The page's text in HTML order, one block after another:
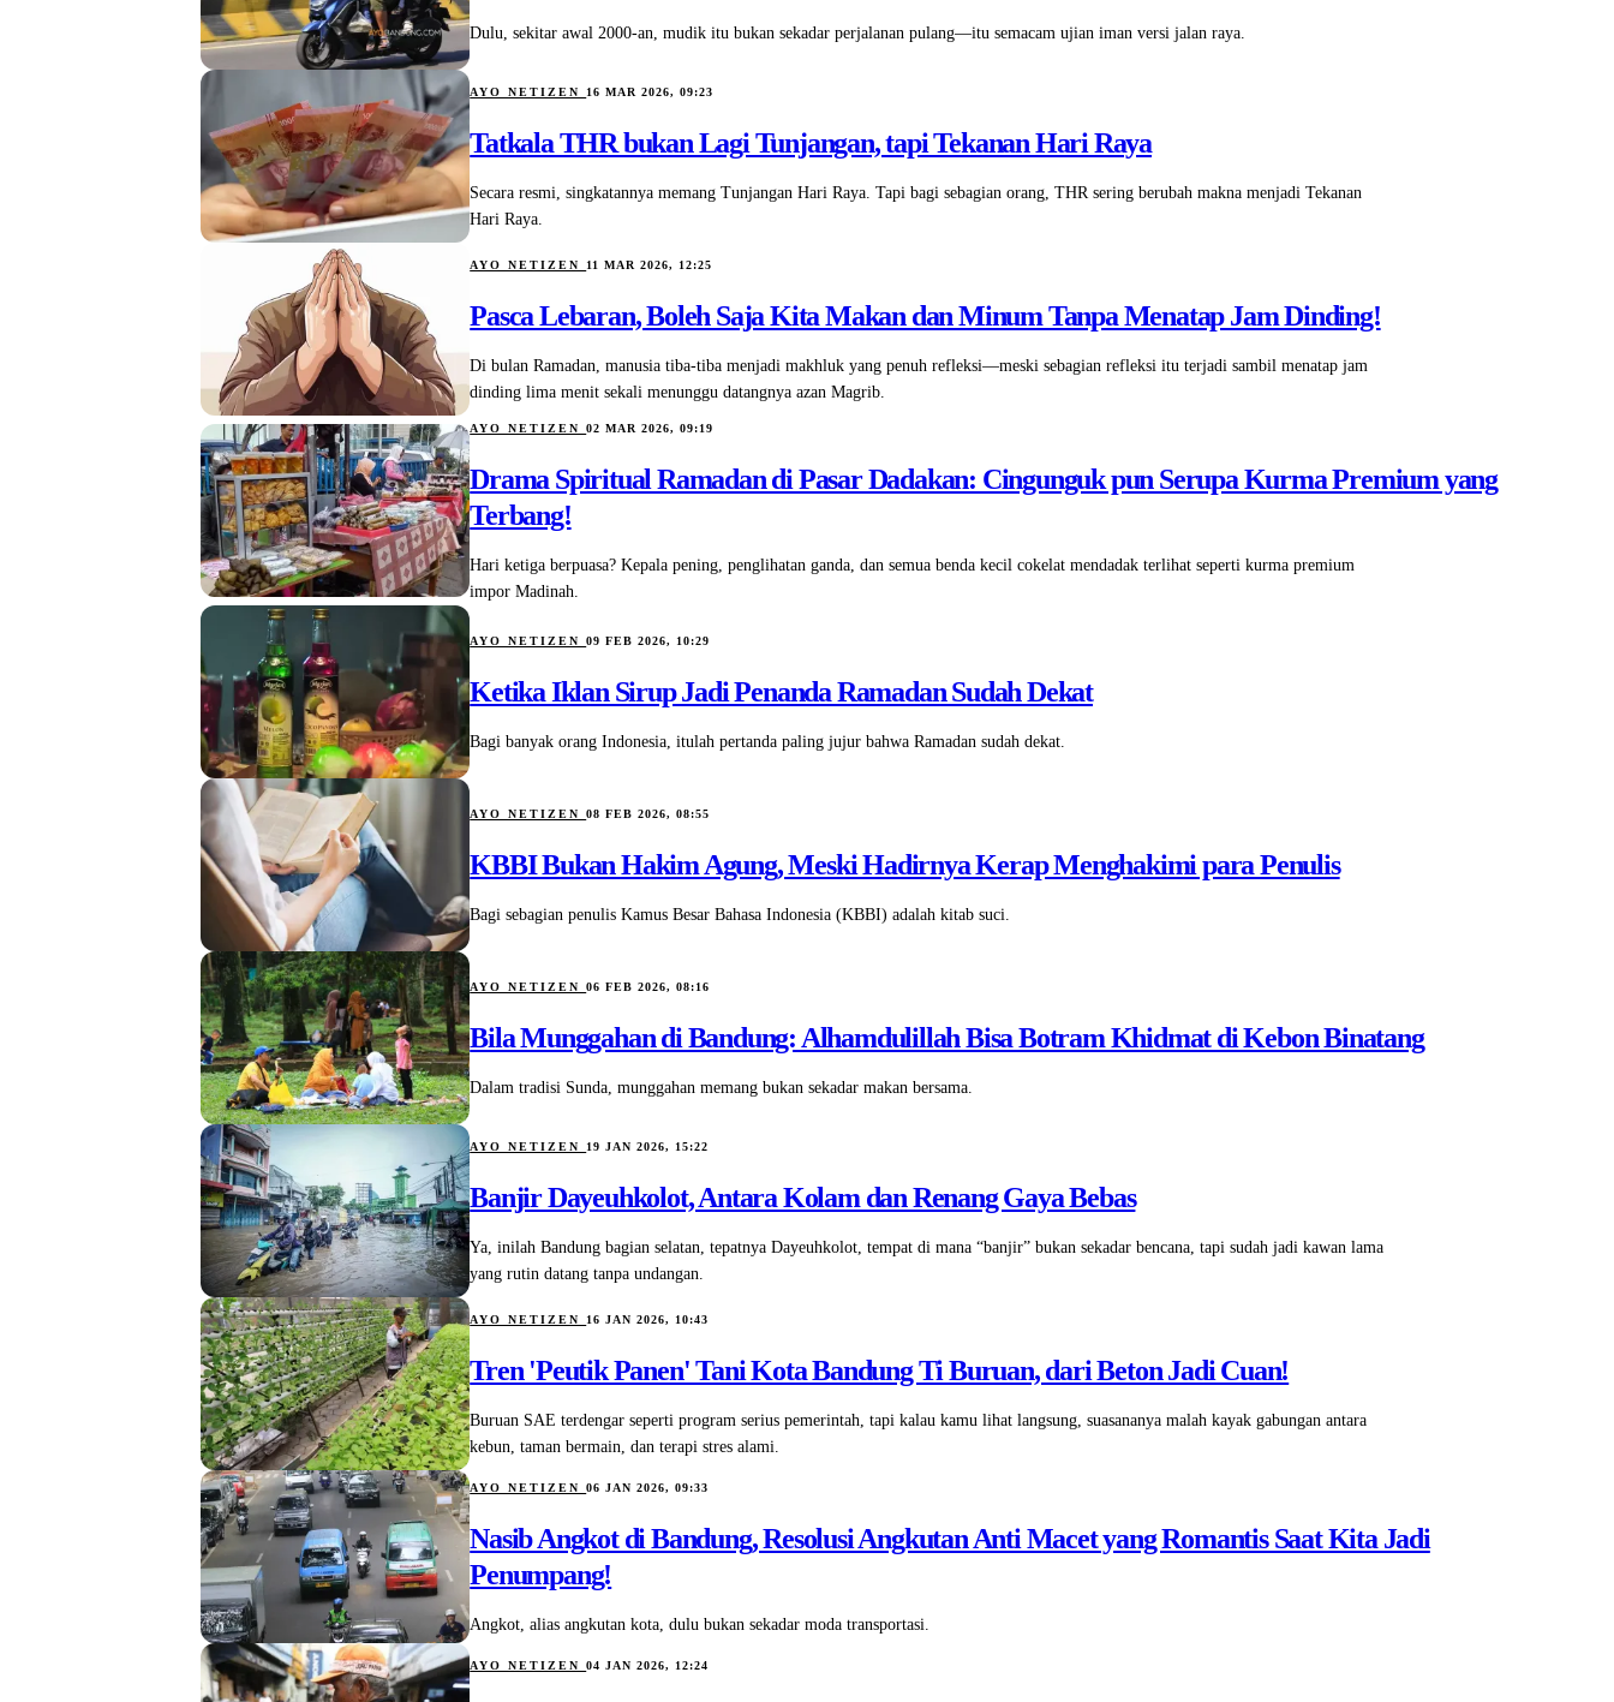
Dulu, sekitar awal 2000-an, mudik itu bukan sekadar perjalanan pulang—itu semacam ujian iman versi jalan raya.
AYO NETIZEN 16 MAR 2026, 09:23
Tatkala THR bukan Lagi Tunjangan, tapi Tekanan Hari Raya
Secara resmi, singkatannya memang Tunjangan Hari Raya. Tapi bagi sebagian orang, THR sering berubah makna menjadi Tekanan
Hari Raya.
AYO NETIZEN 11 MAR 2026, 12:25
Pasca Lebaran, Boleh Saja Kita Makan dan Minum Tanpa Menatap Jam Dinding!
Di bulan Ramadan, manusia tiba-tiba menjadi makhluk yang penuh refleksi—meski sebagian refleksi itu terjadi sambil menatap jam
dinding lima menit sekali menunggu datangnya azan Magrib.
AYO NETIZEN02 MAR 2026, 09:19
Drama Spiritual Ramadan di Pasar Dadakan: Cingunguk pun Serupa Kurma Premium yang
Terbang!
Hari ketiga berpuasa? Kepala pening, penglihatan ganda, dan semua benda kecil cokelat mendadak terlihat seperti kurma premium
impor Madinah.
AYO NETIZEN09 FEB 2026, 10:29
Ketika Iklan Sirup Jadi Penanda Ramadan Sudah Dekat
Bagi banyak orang Indonesia, itulah pertanda paling jujur bahwa Ramadan sudah dekat.
AYO NETIZEN08 FEB 2026, 08:55
KBBI Bukan Hakim Agung, Meski Hadirnya Kerap Menghakimi para Penulis
Bagi sebagian penulis Kamus Besar Bahasa Indonesia (KBBI) adalah kitab suci.
AYO NETIZEN06 FEB 2026, 08:16
Bila Munggahan di Bandung: Alhamdulillah Bisa Botram Khidmat di Kebon Binatang
Dalam tradisi Sunda, munggahan memang bukan sekadar makan bersama.
AYO NETIZEN 19 JAN 2026, 15:22
Banjir Dayeuhkolot, Antara Kolam dan Renang Gaya Bebas
Ya, inilah Bandung bagian selatan, tepatnya Dayeuhkolot, tempat di mana “banjir” bukan sekadar bencana, tapi sudah jadi kawan lama
yang rutin datang tanpa undangan.
AYO NETIZEN 16 JAN 2026, 10:43
Tren 'Peutik Panen' Tani Kota Bandung Ti Buruan, dari Beton Jadi Cuan!
Buruan SAE terdengar seperti program serius pemerintah, tapi kalau kamu lihat langsung, suasananya malah kayak gabungan antara
kebun, taman bermain, dan terapi stres alami.
AYO NETIZEN06 JAN 2026, 09:33
Nasib Angkot di Bandung, Resolusi Angkutan Anti Macet yang Romantis Saat Kita Jadi
Penumpang!
Angkot, alias angkutan kota, dulu bukan sekadar moda transportasi.
AYO NETIZEN04 JAN 2026, 12:24